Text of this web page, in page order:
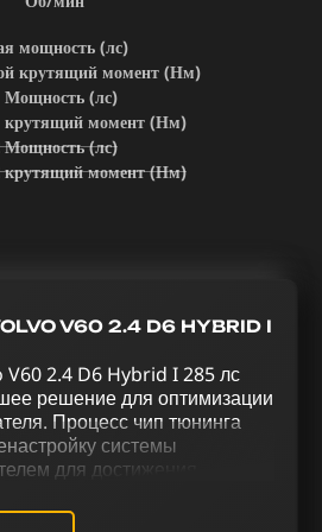
мощность (лс)
крутящий момент (Нм)
(лс)
момент (Нм)
(лс)
момент (Нм)
V60 2.4 D6 HYBRID I
V60 2.4 D6 Hybrid I 285 лс
решение для оптимизации
Процесс чип тюнинга
системы
для достижения
Volvo V60 2.4 D6 Hybrid I